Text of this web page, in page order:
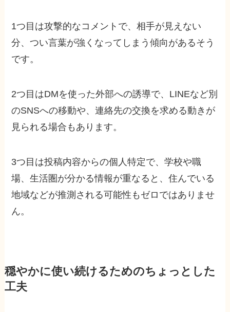
1つ目は攻撃的なコメントで、相手が見えない
分、つい言葉が強くなってしまう傾向があるそう
です。
2つ目はDMを使った外部への誘導で、LINEなど別
のSNSへの移動や、連絡先の交換を求める動きが
見られる場合もあります。
3つ目は投稿内容からの個人特定で、学校や職
場、生活圏が分かる情報が重なると、住んでいる
地域などが推測される可能性もゼロではありませ
ん。
穏やかに使い続けるためのちょっとした
工夫